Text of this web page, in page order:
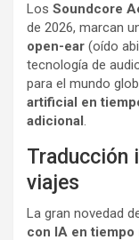
Los Soundcore
de 2026, marcan
open-ear (oído
tecnología de
para el mundo
artificial en
adicional.
Traducción
viajes
La gran novedad
con IA en tiempo